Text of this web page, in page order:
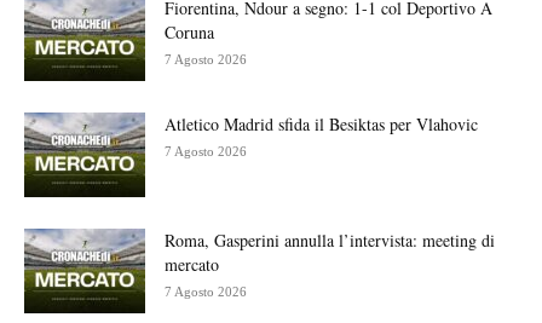
Fiorentina, Ndour a segno: 1-1 col Deportivo A
Coruna
7 Agosto 2026
Atletico Madrid sfida il Besiktas per Vlahovic
7 Agosto 2026
Roma, Gasperini annulla l’intervista: meeting di
mercato
7 Agosto 2026